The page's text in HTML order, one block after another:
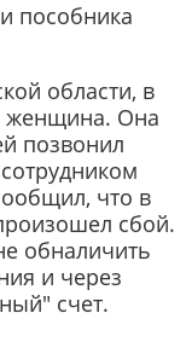
пособника
области, в
женщина. Она
позвонил
что в
сбой.
обналичить
и через
счет.